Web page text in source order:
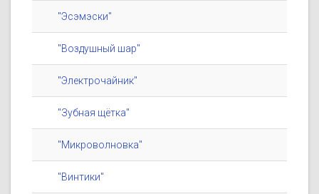
"Эсэмэски"
"Воздушный шар"
"Электрочайник"
"Зубная щётка"
"Микроволновка"
"Винтики"